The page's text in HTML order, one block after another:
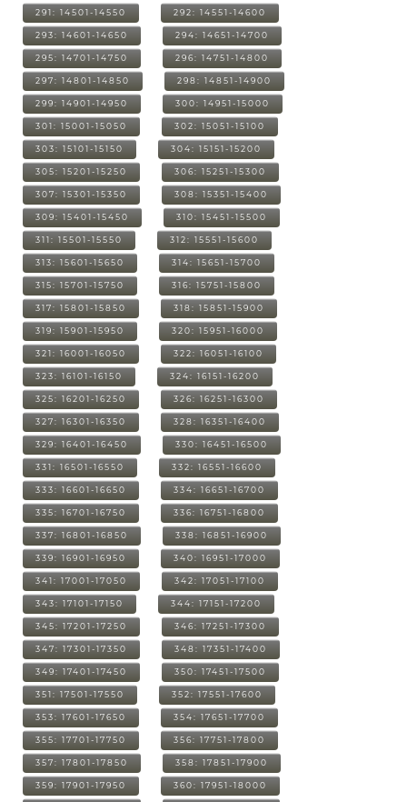
291: 14501-14550 292: 14551-14600
293: 14601-14650 294: 14651-14700
295: 14701-14750 296: 14751-14800
297: 14801-14850 298: 14851-14900
299: 14901-14950 300: 14951-15000
301: 15001-15050 302: 15051-15100
303: 15101-15150 304: 15151-15200
305: 15201-15250 306: 15251-15300
307: 15301-15350 308: 15351-15400
309: 15401-15450 310: 15451-15500
311: 15501-15550 312: 15551-15600
313: 15601-15650 314: 15651-15700
315: 15701-15750 316: 15751-15800
317: 15801-15850 318: 15851-15900
319: 15901-15950 320: 15951-16000
321: 16001-16050 322: 16051-16100
323: 16101-16150 324: 16151-16200
325: 16201-16250 326: 16251-16300
327: 16301-16350 328: 16351-16400
329: 16401-16450 330: 16451-16500
331: 16501-16550 332: 16551-16600
333: 16601-16650 334: 16651-16700
335: 16701-16750 336: 16751-16800
337: 16801-16850 338: 16851-16900
339: 16901-16950 340: 16951-17000
341: 17001-17050 342: 17051-17100
343: 17101-17150 344: 17151-17200
345: 17201-17250 346: 17251-17300
347: 17301-17350 348: 17351-17400
349: 17401-17450 350: 17451-17500
351: 17501-17550 352: 17551-17600
353: 17601-17650 354: 17651-17700
355: 17701-17750 356: 17751-17800
357: 17801-17850 358: 17851-17900
359: 17901-17950 360: 17951-18000